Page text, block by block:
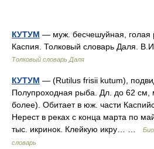
КУТУМ — муж. бесчешуйная, голая
Каспия. Толковый словарь Даля.
Толковый словарь Даля
КУТУМ — (Rutilus frisii kutum),
Полупроходная рыба. Дл. до 62 см,
более). Обитает в юж. части
Нерест в реках с конца марта по
тыс. икринок. Клейкую икру… …
словарь